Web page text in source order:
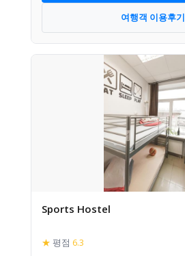
여행객 이용후기
Sports Hostel
★ 평점 6.3